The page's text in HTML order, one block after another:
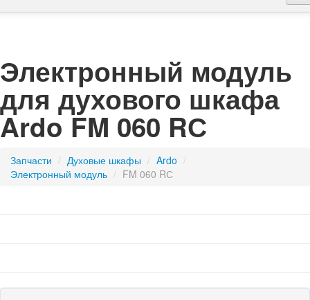
Главная страница
электронный модуль
для духового шкафа
Ardo FM 060 RС
Запчасти / духовые шкафы / Ardo /
электронный модуль / FM 060 RС